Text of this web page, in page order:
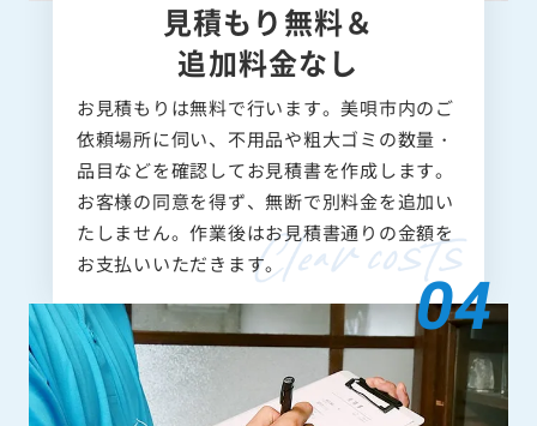
見積もり無料＆
追加料金なし
お見積もりは無料で行います。美唄市内のご
依頼場所に伺い、不用品や粗大ゴミの数量・
品目などを確認してお見積書を作成します。
お客様の同意を得ず、無断で別料金を追加い
たしません。作業後はお見積書通りの金額を
お支払いいただきます。